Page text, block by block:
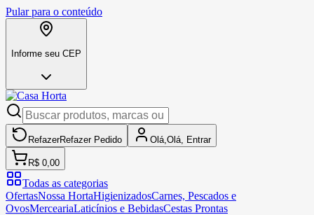
Pular para o conteúdo
Informe seu CEP
RefazerRefazer Pedido Olá, Olá, Entrar
R$ 0,00
Todas as categorias
OfertasNossa HortaHigienizadosCarnes, Pescados e
OvosMerceariaLaticínios e BebidasCestas Prontas